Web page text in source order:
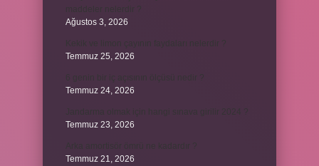
Ağustos 3, 2026
Temmuz 25, 2026
Temmuz 24, 2026
Temmuz 23, 2026
Temmuz 21, 2026